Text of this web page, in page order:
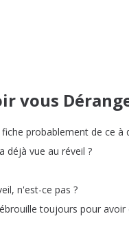
vous
fiche probablement de ce à
déjà vue au réveil ?
, n'est-ce pas ?
toujours pour avoir